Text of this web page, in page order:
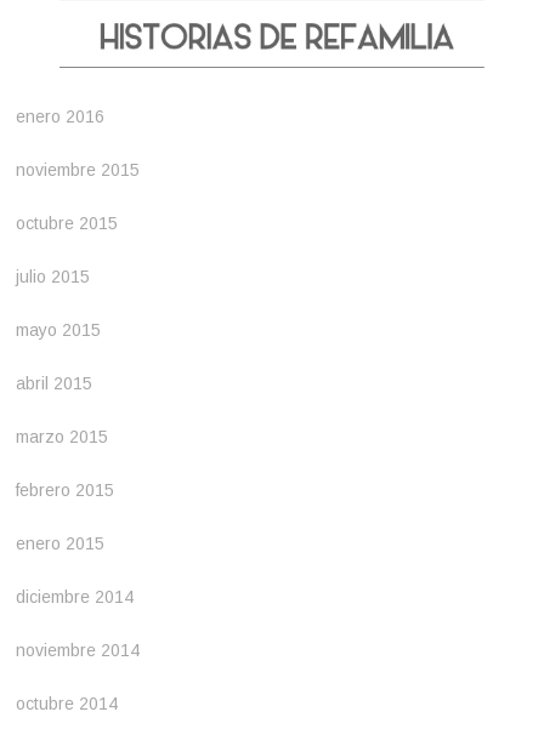
enero 2016
noviembre 2015
octubre 2015
julio 2015
mayo 2015
abril 2015
marzo 2015
febrero 2015
enero 2015
diciembre 2014
noviembre 2014
octubre 2014